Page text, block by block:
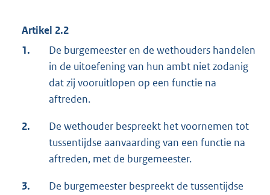
Artikel 2.2
1.
De burgemeester en de wethouders handelen
in de uitoefening van hun ambt niet zodanig
dat zij vooruitlopen op een functie na
aftreden.
2.
De wethouder bespreekt het voornemen tot
tussentijdse aanvaarding van een functie na
aftreden, met de burgemeester.
3.
De burgemeester bespreekt de tussentijdse